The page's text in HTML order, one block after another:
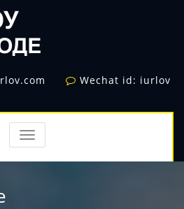
Wechat id: iurlov
TOGGLE
NAVIGATION